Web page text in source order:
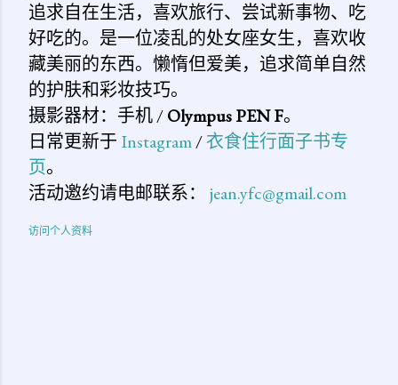
追求自在生活，喜欢旅行、尝试新事物、吃
好吃的。是一位凌乱的处女座女生，喜欢收
藏美丽的东西。懒惰但爱美，追求简单自然
的护肤和彩妆技巧。
摄影器材：手机 /Olympus PEN F。
日常更新于 Instagram/衣食住行面子书专
页。
活动邀约请电邮联系： jean.yfc@gmail.com
访问个人资料